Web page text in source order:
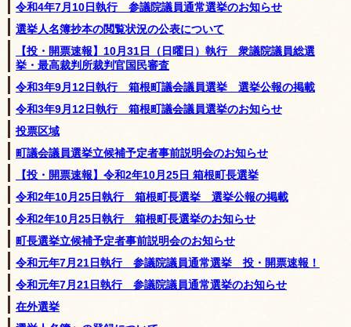
令和4年7月10日執行 参議院議員通常選挙のお知らせ
選挙人名簿抄本の閲覧状況の公表について
【投・開票速報】10月31日（日曜日）執行 衆議院議員総選
挙・最高裁判所裁判官国民審査
令和3年9月12日執行 箱根町議会議員選挙 選挙公報の掲載
令和3年9月12日執行 箱根町議会議員選挙のお知らせ
投票区域
町議会議員選挙立候補予定者事前説明会のお知らせ
【投・開票速報】令和2年10月25日 箱根町長選挙
令和2年10月25日執行 箱根町長選挙 選挙公報の掲載
令和2年10月25日執行 箱根町長選挙のお知らせ
町長選挙立候補予定者事前説明会のお知らせ
令和元年7月21日執行 参議院議員通常選挙 投・開票速報！
令和元年7月21日執行 参議院議員通常選挙のお知らせ
在外選挙